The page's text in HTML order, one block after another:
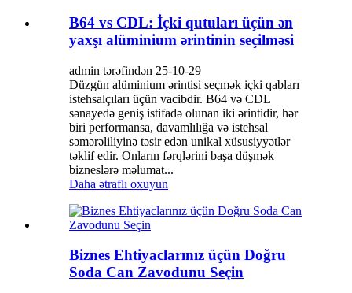
B64 vs CDL: İçki qutuları üçün ən
yaxşı alüminium ərintinin seçilməsi
admin tərəfindən 25-10-29
Düzgün alüminium ərintisi seçmək içki qabları
istehsalçıları üçün vacibdir. B64 və CDL
sənayedə geniş istifadə olunan iki ərintidir, hər
biri performansa, davamlılığa və istehsal
səmərəliliyinə təsir edən unikal xüsusiyyətlər
təklif edir. Onların fərqlərini başa düşmək
bizneslərə məlumat...
Daha ətraflı oxuyun
Biznes Ehtiyaclarınız üçün Doğru
Soda Can Zavodunu Seçin